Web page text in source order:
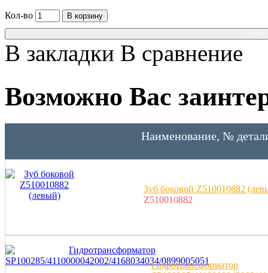
Кол-во
В корзину
В закладки В сравнение
Возможно Вас
Наименование, №
Зуб боковой Z510010882
Z510010882
Гидротрансформатор